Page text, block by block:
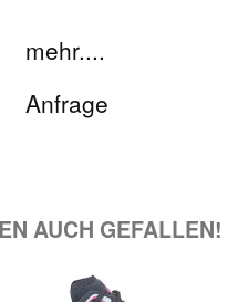
mehr....
Anfrage
AUCH GEFALLEN!